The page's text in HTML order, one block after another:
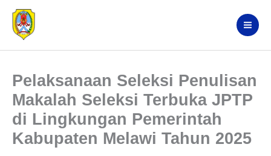
content
Pelaksanaan Seleksi Penulisan
Makalah Seleksi Terbuka JPTP
di Lingkungan Pemerintah
Kabupaten Melawi Tahun 2025